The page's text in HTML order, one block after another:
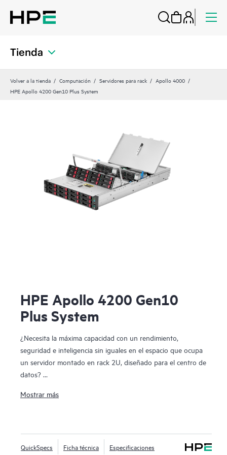
Tienda
Volver a la tienda Computación Servidores para rack
Apollo 4000
HPE Apollo 4200 Gen10 Plus System
HPE Apollo 4200 Gen10
Plus System
¿Necesita la máxima capacidad con un rendimiento,
seguridad e inteligencia sin iguales en el espacio que ocupa
un servidor montado en rack 2U, diseñado para el centro de
datos?
El sistema HPE Apollo 4200 Gen10 Plus, al igual que los
empresarial de los datos derivados de la transformación
digital y de la modernización de la infraestructura de los
Mostrar más
QuickSpecs Ficha técnica Especificaciones